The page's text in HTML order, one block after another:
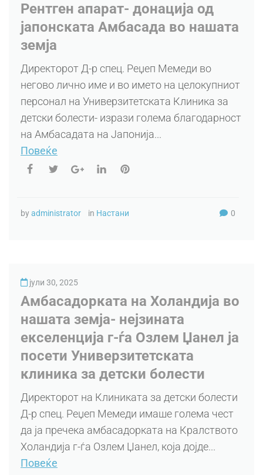
Рентген апарат- донација од
јапонската Амбасада во нашата
земја
Директорот Д-р спец. Реџеп Мемеди во
негово лично име и во името на целокупниот
персонал на Универзитетската Клиника за
детски болести- изрази голема благодарност
на Амбасадата на Јапонија...
Повеќе
byadministrator in Настани 0
јули 30, 2025
Амбасадорката на Холандија во
нашата земја- нејзината
екселенција г-ѓа Озлем Џанел ја
посети Универзитетската
клиника за детски болести
Директорот на Клиниката за детски болести
Д-р спец. Реџеп Мемеди имаше голема чест
да ја пречека амбасадорката на Кралството
Холандија г-ѓа Озлем Џанел, која дојде...
Повеќе